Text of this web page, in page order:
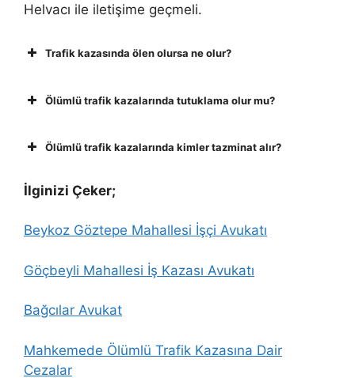
Helvacı ile iletişime geçmeli.
Trafik kazasında ölen olursa ne olur?
Ölümlü trafik kazalarında tutuklama olur mu?
Ölümlü trafik kazalarında kimler tazminat alır?
İlginizi Çeker;
Beykoz Göztepe Mahallesi İşçi Avukatı
Göçbeyli Mahallesi İş Kazası Avukatı
Bağcılar Avukat
Mahkemede Ölümlü Trafik Kazasına Dair
Cezalar